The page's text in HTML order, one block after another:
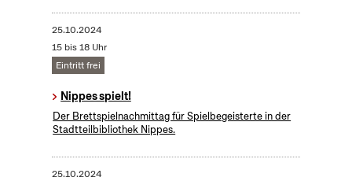
25.10.2024
15 bis 18 Uhr
Eintritt frei
Nippes spielt!
Der Brettspielnachmittag für Spielbegeisterte in der
Stadtteilbibliothek Nippes.
25.10.2024